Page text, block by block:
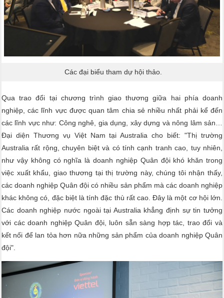
Các đại biểu tham dự hội thảo.
Qua trao đổi tại chương trình giao thương giữa hai phía doanh
nghiệp, các lĩnh vực được quan tâm chia sẻ nhiều nhất phải kể đến
các lĩnh vực như: Công nghê, gia dụng, xây dựng và nông lâm sản…
Đại diện Thương vụ Việt Nam tại Australia cho biết: "Thị trường
Australia rất rộng, chuyên biệt và có tính cạnh tranh cao, tuy nhiên,
như vậy không có nghĩa là doanh nghiệp Quân đội khó khăn trong
việc xuất khẩu, giao thương tại thị trường này, chúng tôi nhận thấy,
các doanh nghiệp Quân đội có nhiều sản phẩm mà các doanh nghiệp
khác không có, đặc biệt là tính đặc thù rất cao. Đây là một cơ hội lớn.
Các doanh nghiệp nước ngoài tại Australia khẳng định sự tin tưởng
với các doanh nghiệp Quân đội, luôn sẵn sàng hợp tác, trao đổi và
kết nối để lan tỏa hơn nữa những sản phẩm của doanh nghiệp Quân
đội".